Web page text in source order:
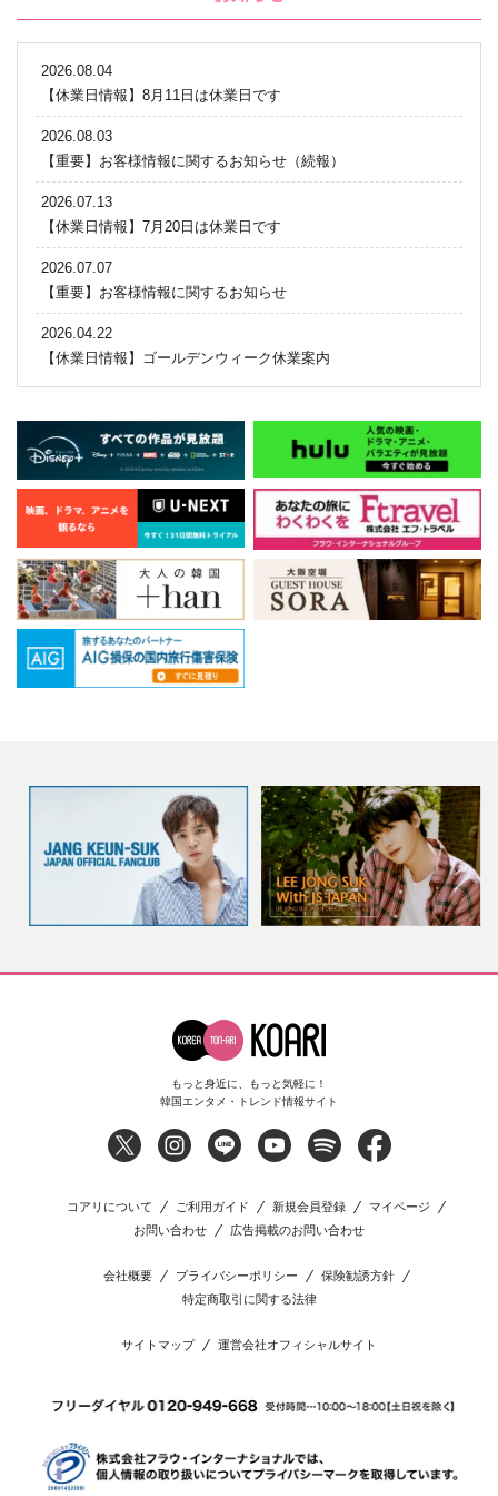
2026.08.04
【休業日情報】8月11日は休業日です
2026.08.03
【重要】お客様情報に関するお知らせ（続報）
2026.07.13
【休業日情報】7月20日は休業日です
2026.07.07
【重要】お客様情報に関するお知らせ
2026.04.22
【休業日情報】ゴールデンウィーク休業案内
もっと身近に、もっと気軽に！
韓国エンタメ・トレンド情報サイト
コアリについて ご利用ガイド 新規会員登録
マイページ
お問い合わせ
広告掲載のお問い合わせ
会社概要 プライバシーポリシー
保険勧誘方針
特定商取引に関する法律
サイトマップ 運営会社オフィシャルサイト